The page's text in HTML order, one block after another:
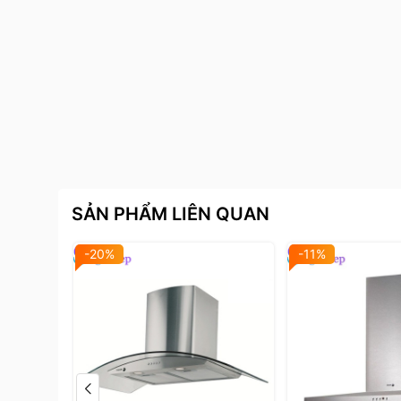
SẢN PHẨM LIÊN QUAN
-20% -11%